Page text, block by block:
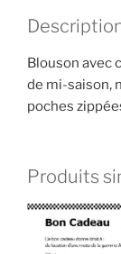
Blouson avec
de mi-saison,
poches
Produits